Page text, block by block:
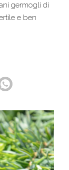
germogli di
e ben